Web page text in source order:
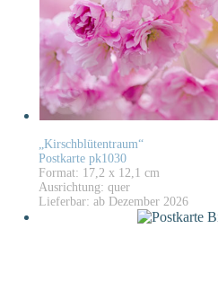
„Kirschblütentraum“
Postkarte pk1030
Format: 17,2 x 12,1 cm
Ausrichtung: quer
Lieferbar: ab Dezember 2026